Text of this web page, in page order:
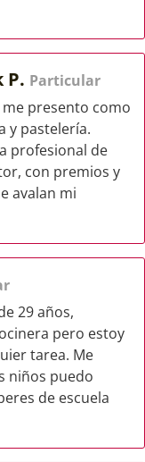
P. Particular
presento como
y pastelería.
profesional de
con premios y
avalan mi
29 años,
pero estoy
tarea. Me
niños puedo
de escuela